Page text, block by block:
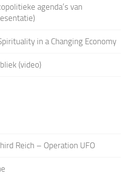
agenda’s van
in a Changing Economy
(video)
Reich – Operation UFO